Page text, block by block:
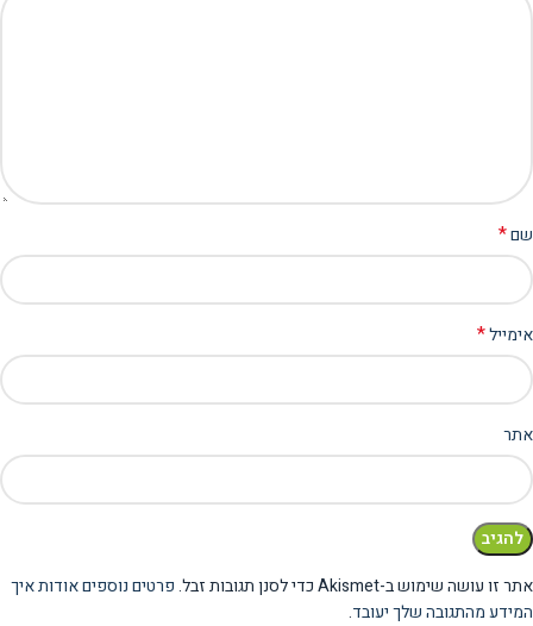
שם*
אימייל*
אתר
אתר זו עושה שימוש ב-Akismet כדי לסנן תגובות זבל.
פרטים נוספים אודות איך
המידע מהתגובה שלך יעובד.